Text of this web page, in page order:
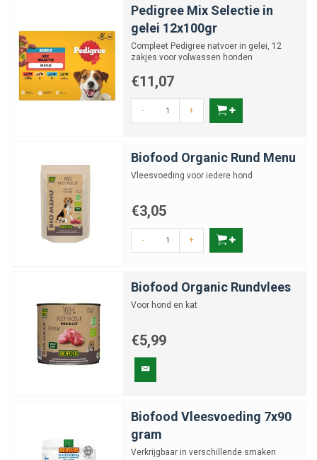
Pedigree Mix Selectie in
gelei 12x100gr
Compleet Pedigree natvoer in gelei, 12
zakjes voor volwassen honden
€11,07
- +
Biofood Organic Rund Menu
Vleesvoeding voor iedere hond
€3,05
- +
Biofood Organic Rundvlees
Voor hond en kat
€5,99
Biofood Vleesvoeding 7x90
gram
Verkrijgbaar in verschillende smaken